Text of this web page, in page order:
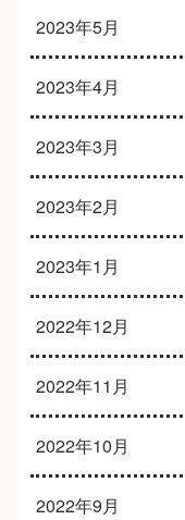
2023年5月
2023年4月
2023年3月
2023年2月
2023年1月
2022年12月
2022年11月
2022年10月
2022年9月